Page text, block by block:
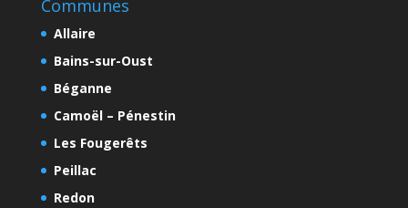
Communes
Allaire
Bains-sur-Oust
Béganne
Camoël – Pénestin
Les Fougerêts
Peillac
Redon